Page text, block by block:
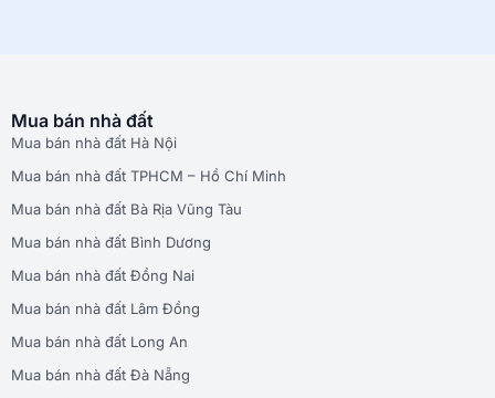
Mua bán nhà đất
Mua bán nhà đất Hà Nội
Mua bán nhà đất TPHCM – Hồ Chí Minh
Mua bán nhà đất Bà Rịa Vũng Tàu
Mua bán nhà đất Bình Dương
Mua bán nhà đất Đồng Nai
Mua bán nhà đất Lâm Đồng
Mua bán nhà đất Long An
Mua bán nhà đất Đà Nẵng